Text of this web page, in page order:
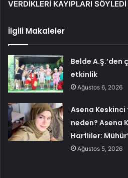
VERDİKLERİ KAYIPLARI SÖYLEDİ
İlgili Makaleler
Belde
etkinlik
Ağustos 6, 2026
Asena
neden? Asena
Harfliler:
Ağustos 5, 2026